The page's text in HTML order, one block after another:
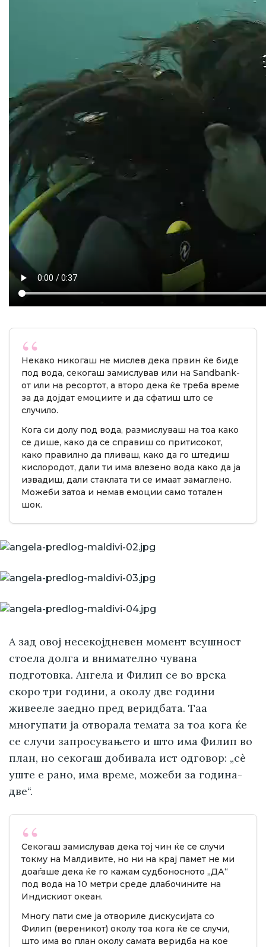
Некако никогаш не мислев дека првин ќе биде
под вода, секогаш замислував или на Sandbank-
от или на ресортот, а второ дека ќе треба време
за да дојдат емоциите и да сфатиш што се
случило.
Кога си долу под вода, размислуваш на тоа како
се дише, како да се справиш со притисокот,
како правилно да пливаш, како да го штедиш
кислородот, дали ти има влезено вода како да ја
извадиш, дали стаклата ти се имаат замаглено.
Можеби затоа и немав емоции само тотален
шок.
А зад овој несекојдневен момент всушност
стоела долга и внимателно чувана
подготовка. Ангела и Филип се во врска
скоро три години, а околу две години
живееле заедно пред веридбата. Таа
многупати ја отворала темата за тоа кога ќе
се случи запросувањето и што има Филип во
план, но секогаш добивала ист одговор: „сè
уште е рано, има време, можеби за година-
две“.
Секогаш замислував дека тој чин ќе се случи
токму на Малдивите, но ни на крај памет не ми
доаѓаше дека ќе го кажам судбоносното „ДА“
под вода на 10 метри среде длабочините на
Индискиот океан.
Многу пати сме ја отвориле дискусијата со
Филип (вереникот) околу тоа кога ќе се случи,
што има во план околу самата веридба на кое